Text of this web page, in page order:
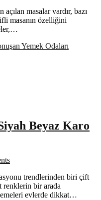
masalar vardır, bazı
masanın özelliğini
Yemek Odaları
Beyaz Karo
trendlerinden biri çift
renklerin bir arada
evlerde dikkat…